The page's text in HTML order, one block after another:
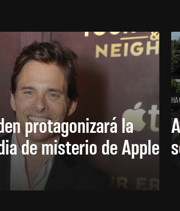
protagonizará la
de misterio de Apple